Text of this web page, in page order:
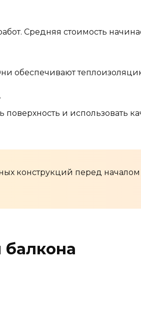
Средняя стоимость
обеспечивают
и использовать
конструкций перед